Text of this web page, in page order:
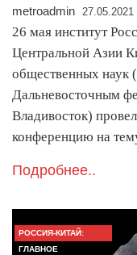
metroadmin 27.05.2021
26 мая институт
Центральной Азии
общественных наук
Дальневосточным
Владивосток)
конференцию на
Подробнее..
РОССИЯ-КИТАЙ:
ГЛАВНОЕ